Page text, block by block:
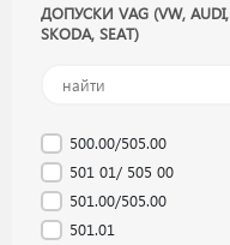
ДОПУСКИ VAG (VW, AUDI,
SKODA, SEAT)
500.00/505.00
501 01/ 505 00
501.00/505.00
501.01